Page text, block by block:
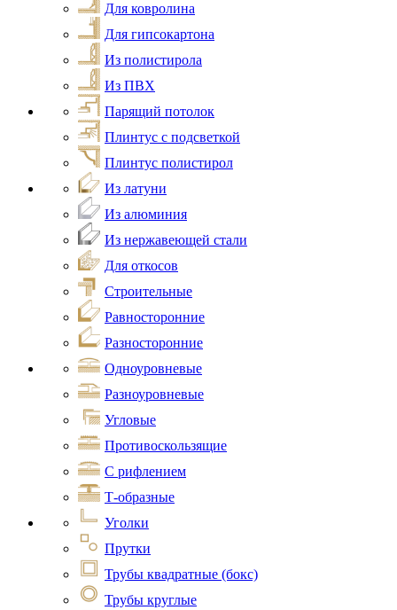
Для ковролина
Для гипсокартона
Из полистирола
Из ПВХ
Парящий потолок
Плинтус с подсветкой
Плинтус полистирол
Из латуни
Из алюминия
Из нержавеющей стали
Для откосов
Строительные
Равносторонние
Разносторонние
Одноуровневые
Разноуровневые
Угловые
Противоскользящие
С рифлением
Т-образные
Уголки
Прутки
Трубы квадратные (бокс)
Трубы круглые